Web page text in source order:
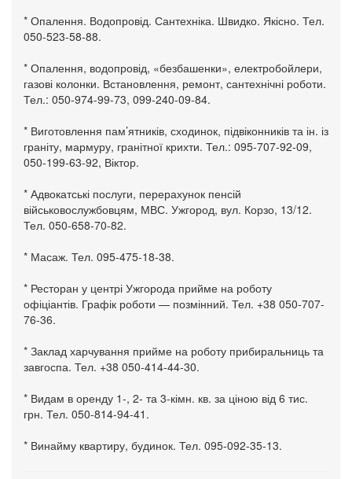
* Опалення. Водопровід. Сантехніка. Швидко. Якісно. Тел.
050-523-58-88.
* Опалення, водопровід, «безбашенки», електробойлери,
газові колонки. Встановлення, ремонт, сантехнічні роботи.
Тел.: 050-974-99-73, 099-240-09-84.
* Виготовлення пам’ятників, сходинок, підвіконників та ін. із
граніту, мармуру, гранітної крихти. Тел.: 095-707-92-09,
050-199-63-92, Віктор.
* Адвокатські послуги, перерахунок пенсій
військовослужбовцям, МВС. Ужгород, вул. Корзо, 13/12.
Тел. 050-658-70-82.
* Масаж. Тел. 095-475-18-38.
* Ресторан у центрі Ужгорода прийме на роботу
офіціантів. Графік роботи — позмінний. Тел. +38 050-707-
76-36.
* Заклад харчування прийме на роботу прибиральниць та
завгоспа. Тел. +38 050-414-44-30.
* Видам в оренду 1-, 2- та 3-кімн. кв. за ціною від 6 тис.
грн. Тел. 050-814-94-41.
* Винайму квартиру, будинок. Тел. 095-092-35-13.